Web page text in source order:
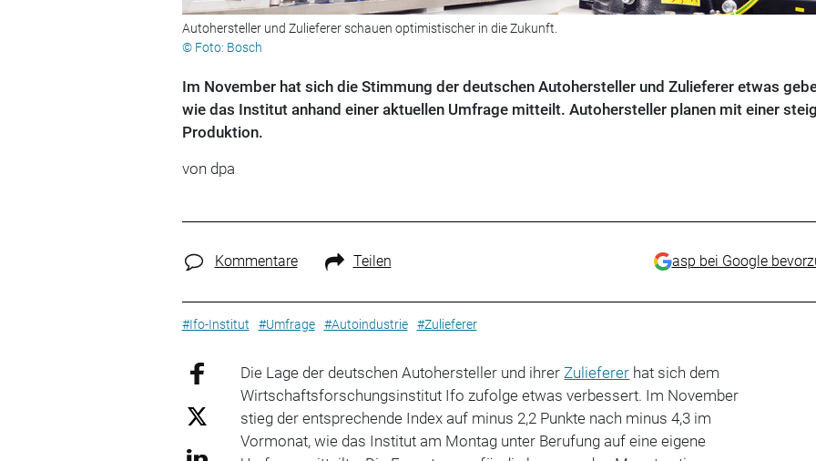
Autohersteller und Zulieferer schauen optimistischer in die Zukunft.
© Foto: Bosch
Im November hat sich die Stimmung der deutschen Autohersteller und Zulieferer etwas
wie das Institut anhand einer aktuellen Umfrage mitteilt. Autohersteller planen mit einer
Produktion.
von dpa
Kommentare Teilen asp bei Google
#Ifo-Institut #Umfrage #Autoindustrie #Zulieferer
Die Lage der deutschen Autohersteller und ihrer Zulieferer hat sich dem
Wirtschaftsforschungsinstitut Ifo zufolge etwas verbessert. Im November
stieg der entsprechende Index auf minus 2,2 Punkte nach minus 4,3 im
Vormonat, wie das Institut am Montag unter Berufung auf eine eigene